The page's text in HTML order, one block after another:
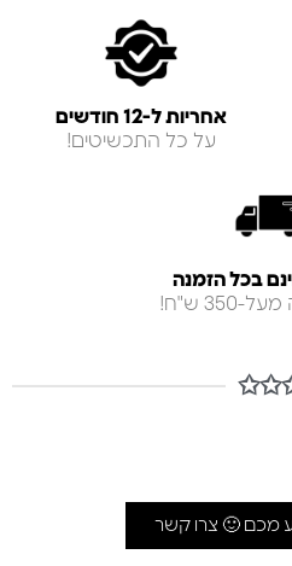
אחריות ל-12 חודשים
על כל התכשיטים!
בכל הזמנה
350 ש"ח!
מכם 🙂 צרו קשר